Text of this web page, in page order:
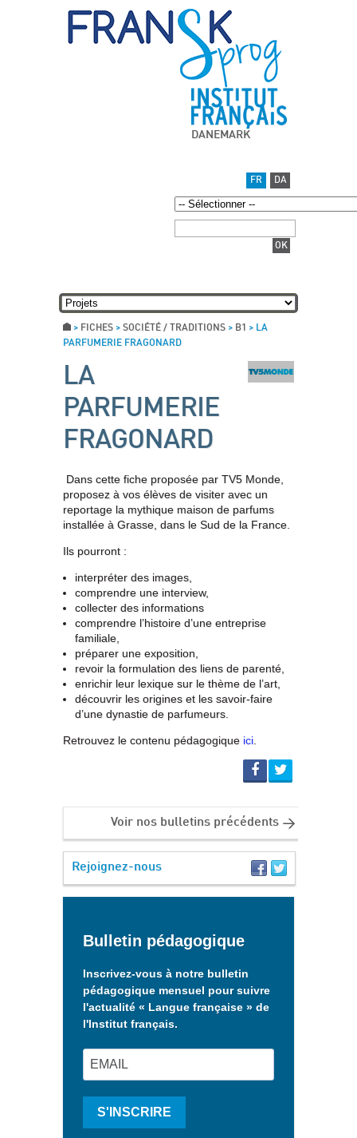
DANEMARK
FR DA
> FICHES > SOCIÉTÉ / TRADITIONS > B1 > LA
PARFUMERIE FRAGONARD
LA
PARFUMERIE
FRAGONARD
Dans cette fiche proposée par TV5 Monde,
proposez à vos élèves de visiter avec un
reportage la mythique maison de parfums
installée à Grasse, dans le Sud de la France.
Ils pourront :
interpréter des images,
comprendre une interview,
collecter des informations
comprendre l’histoire d’une entreprise
familiale,
préparer une exposition,
revoir la formulation des liens de parenté,
enrichir leur lexique sur le thème de l’art,
découvrir les origines et les savoir-faire
d’une dynastie de parfumeurs.
Retrouvez le contenu pédagogique ici
Voir nos bulletins précédents
Rejoignez-nous
Bulletin pédagogique
Inscrivez-vous à notre bulletin
pédagogique mensuel pour suivre
l'actualité « Langue française » de
l'Institut français.
S'INSCRIRE